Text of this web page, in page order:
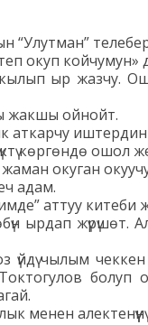
окуп койчумун»
ыр жазчу.
жакшы ойнойт.
аткарчу иштердин
көргөндө ошол
окуган
адам.
аттуу китеби
ырдап жүрүшөт.
үйдү чылым
Токтогулов
менен